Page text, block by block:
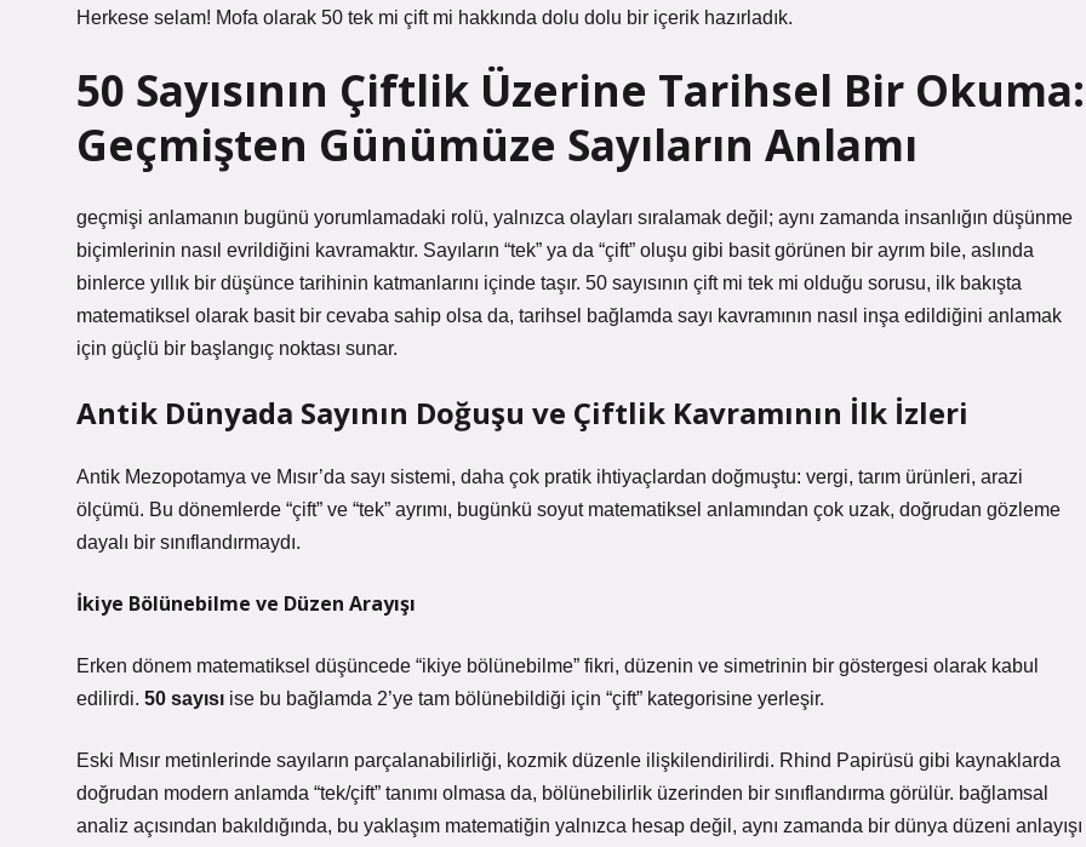
Herkese selam! Mofa olarak 50 tek mi çift mi hakkında dolu dolu bir içerik hazırladık.
50 Sayısının Çiftlik Üzerine Tarihsel Bir Okuma:
Geçmişten Günümüze Sayıların Anlamı
geçmişi anlamanın bugünü yorumlamadaki rolü, yalnızca olayları sıralamak değil; aynı zamanda insanlığın düşünme
biçimlerinin nasıl evrildiğini kavramaktır. Sayıların “tek” ya da “çift” oluşu gibi basit görünen bir ayrım bile, aslında
binlerce yıllık bir düşünce tarihinin katmanlarını içinde taşır. 50 sayısının çift mi tek mi olduğu sorusu, ilk bakışta
matematiksel olarak basit bir cevaba sahip olsa da, tarihsel bağlamda sayı kavramının nasıl inşa edildiğini anlamak
için güçlü bir başlangıç noktası sunar.
Antik Dünyada Sayının Doğuşu ve Çiftlik Kavramının İlk İzleri
Antik Mezopotamya ve Mısır’da sayı sistemi, daha çok pratik ihtiyaçlardan doğmuştu: vergi, tarım ürünleri, arazi
ölçümü. Bu dönemlerde “çift” ve “tek” ayrımı, bugünkü soyut matematiksel anlamından çok uzak, doğrudan gözleme
dayalı bir sınıflandırmaydı.
İkiye Bölünebilme ve Düzen Arayışı
Erken dönem matematiksel düşüncede “ikiye bölünebilme” fikri, düzenin ve simetrinin bir göstergesi olarak kabul
edilirdi. 50 sayısı ise bu bağlamda 2’ye tam bölünebildiği için “çift” kategorisine yerleşir.
Eski Mısır metinlerinde sayıların parçalanabilirliği, kozmik düzenle ilişkilendirilirdi. Rhind Papirüsü gibi kaynaklarda
doğrudan modern anlamda “tek/çift” tanımı olmasa da, bölünebilirlik üzerinden bir sınıflandırma görülür. bağlamsal
analiz açısından bakıldığında, bu yaklaşım matematiğin yalnızca hesap değil, aynı zamanda bir dünya düzeni anlayışı